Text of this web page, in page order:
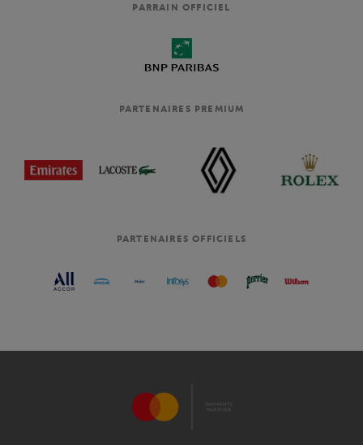
PARRAIN OFFICIEL
PARTENAIRES PREMIUM
PARTENAIRES OFFICIELS